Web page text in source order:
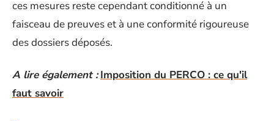
ces mesures reste cependant conditionné à un
faisceau de preuves et à une conformité rigoureuse
des dossiers déposés.
A lire également : Imposition du PERCO : ce qu'il
faut savoir